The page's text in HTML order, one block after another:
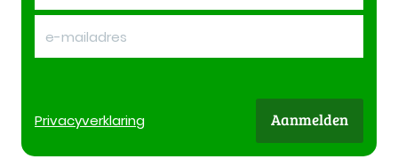
Privacyverklaring Aanmelden